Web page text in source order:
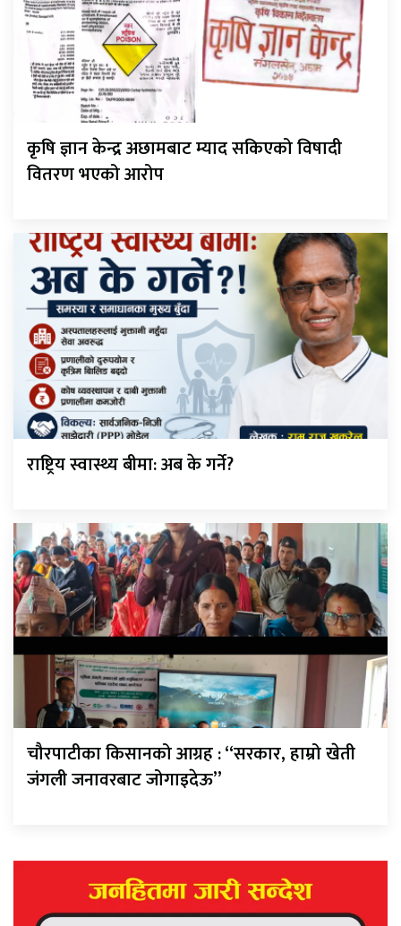
कृषि ज्ञान केन्द्र अछामबाट म्याद सकिएको विषादी
वितरण भएको आरोप
राष्ट्रिय स्वास्थ्य बीमा: अब के गर्ने?
चौरपाटीका किसानको आग्रह : “सरकार, हाम्रो खेती
जंगली जनावरबाट जोगाइदेऊ”